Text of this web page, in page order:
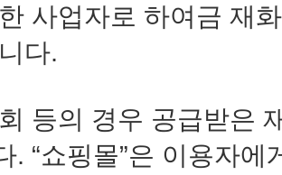
사업자로 하여금 재
다.
등의 경우 공급받은
. “쇼핑몰”은 이용자